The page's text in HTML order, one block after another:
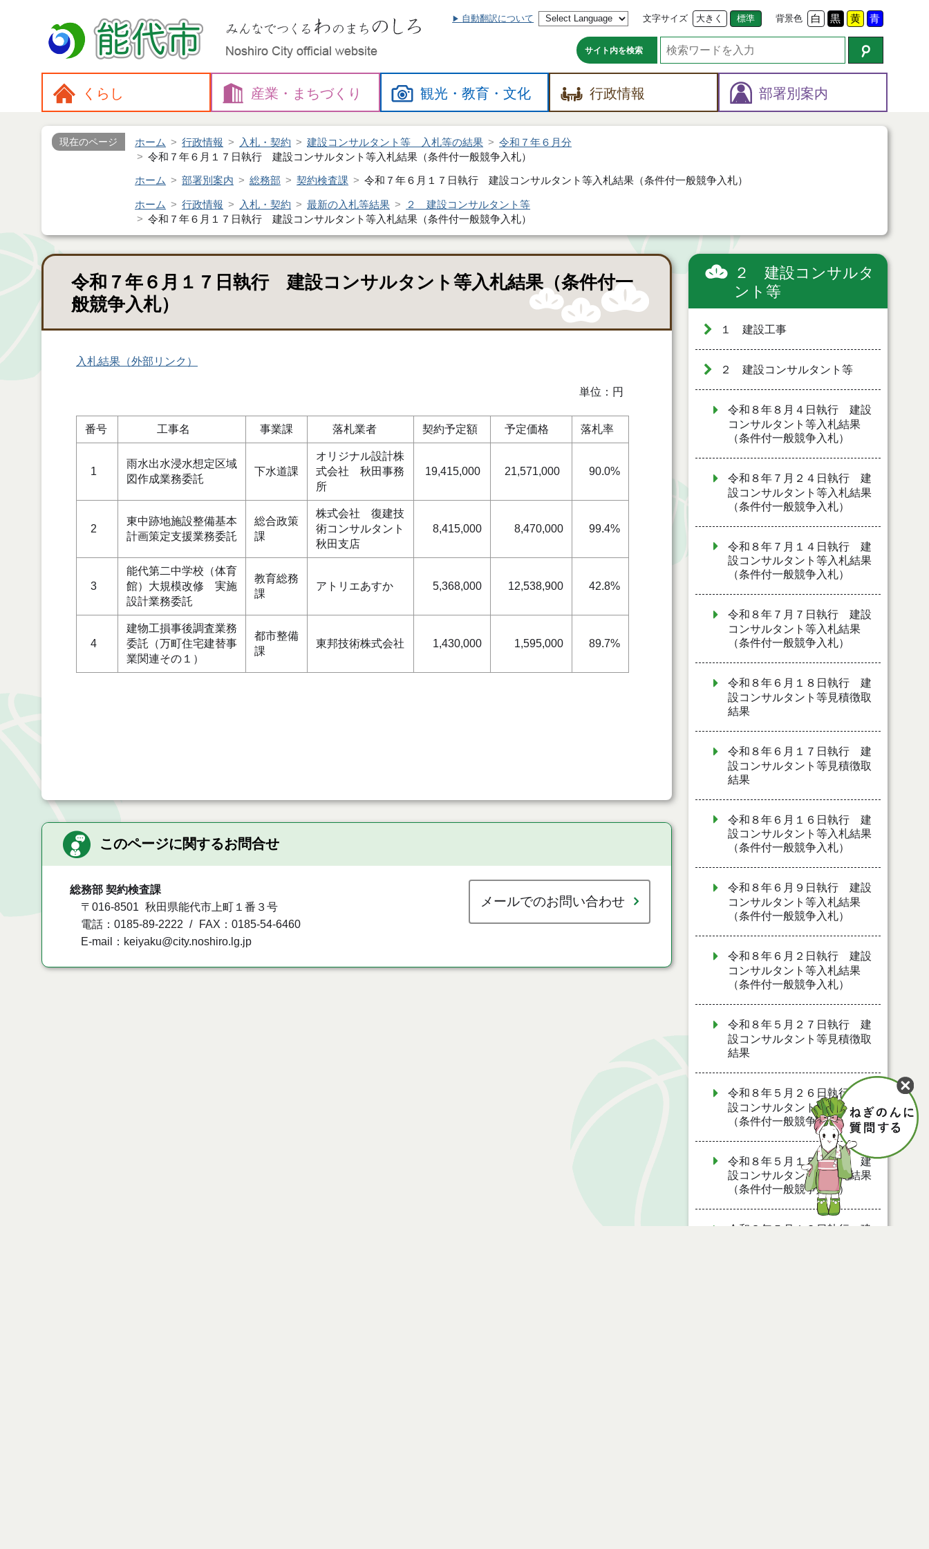
自動翻訳について 文字サイズ 大きく 標準 背景色 白 黒 黄 青
サイト内を検索
くらし 産業・ まちづくり 観光・教育・文化 行政情報 部署別案内
現在のページ ホーム 行政情報 入札・契約 建設コンサルタント等 入札等の結果
令和７年６月分
令和７年６月１７日執行 建設コンサルタント等入札結果（条件付一般競争入札）
ホーム 部署別案内 総務部 契約検査課 令和７年６月１７日執行 建設コンサルタント等入札結果（条件付一般競争入札）
ホーム 行政情報 入札・契約 最新の入札等結果
２ 建設コンサルタント等
令和７年６月１７日執行 建設コンサルタント等入札結果（条件付一般競争入札）
令和７年６月１７日執行 建設コンサルタント等入札結果（条件付一
般競争入札）
入札結果（外部リンク）
単位：円
番号 工事名 事業課 落札業者 契約予定額 予定価格 落札率
1
雨水出水浸水想定区域
図作成業務委託
下水道課
オリジナル設計株
式会社 秋田事務
所
19,415,000 21,571,000 90.0%
2
東中跡地施設整備基本
計画策定支援業務委託
総合政策
課
株式会社 復建技
術コンサルタント
秋田支店
8,415,000 8,470,000 99.4%
3
能代第二中学校（体育
館）大規模改修 実施
設計業務委託
教育総務
課
アトリエあすか 5,368,000 12,538,900 42.8%
4
建物工損事後調査業務
委託（万町住宅建替事
業関連その１）
都市整備
課
東邦技術株式会社 1,430,000 1,595,000 89.7%
このページに関するお問合せ
総務部 契約検査課
〒016-8501
秋田県能代市上町１番３号
電話：0185-89-2222
FAX：0185-54-6460
E-mail：keiyaku@city.noshiro.lg.jp
メールでのお問い合わせ
２ 建設コンサルタ
ント等
１ 建設工事
２ 建設コンサルタント等
令和８年８月４日執行 建設
コンサルタント等入札結果
（条件付一般競争入札）
令和８年７月２４日執行 建
設コンサルタント等入札結果
（条件付一般競争入札）
令和８年７月１４日執行 建
設コンサルタント等入札結果
（条件付一般競争入札）
令和８年７月７日執行 建設
コンサルタント等入札結果
（条件付一般競争入札）
令和８年６月１８日執行 建
設コンサルタント等見積徴取
結果
令和８年６月１７日執行 建
設コンサルタント等見積徴取
結果
令和８年６月１６日執行 建
設コンサルタント等入札結果
（条件付一般競争入札）
令和８年６月９日執行 建設
コンサルタント等入札結果
（条件付一般競争入札）
令和８年６月２日執行 建設
コンサルタント等入札結果
（条件付一般競争入札）
令和８年５月２７日執行 建
設コンサルタント等見積徴取
結果
令和８年５月２６日執行 建
設コンサルタント等入札結果
（条件付一般競争入札）
令和８年５月１５日執行 建
設コンサルタント等入札結果
（条件付一般競争入札）
令和８年５月１２日執行 建